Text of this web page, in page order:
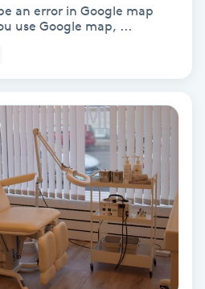
an error in Google map
use Google map, ...